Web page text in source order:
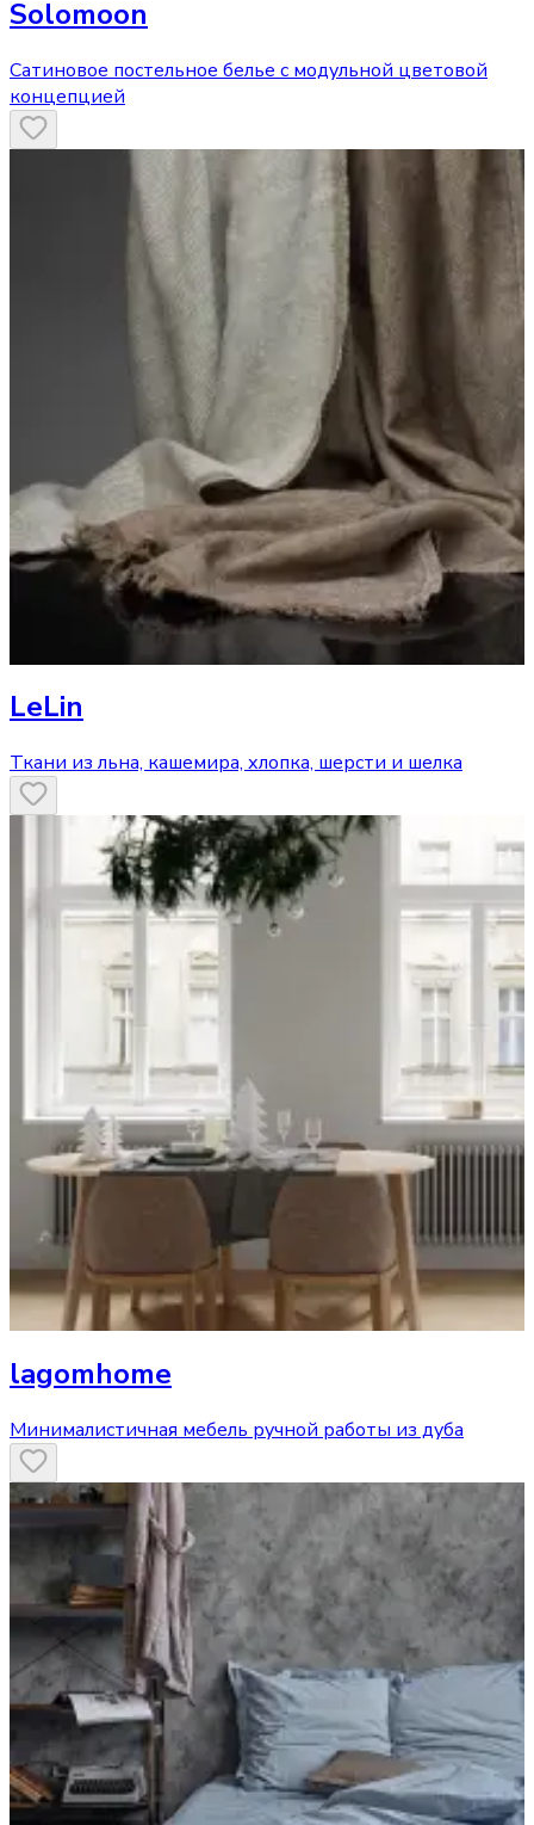
Solomoon
Сатиновое постельное белье с модульной цветовой
концепцией
LeLin
Ткани из льна, кашемира, хлопка, шерсти и шелка
lagomhome
Минималистичная мебель ручной работы из дуба